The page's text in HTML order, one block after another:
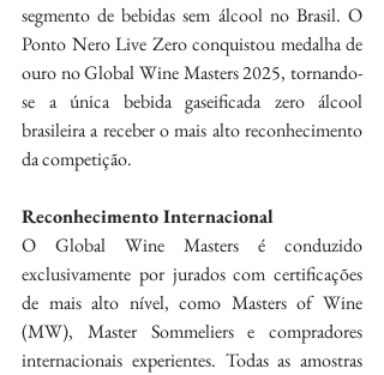
segmento de bebidas sem álcool no Brasil. O
Ponto Nero Live Zero conquistou medalha de
ouro no Global Wine Masters 2025, tornando-
se a única bebida gaseificada zero álcool
brasileira a receber o mais alto reconhecimento
da competição.
Reconhecimento Internacional
O Global Wine Masters é conduzido
exclusivamente por jurados com certificações
de mais alto nível, como Masters of Wine
(MW), Master Sommeliers e compradores
internacionais experientes. Todas as amostras